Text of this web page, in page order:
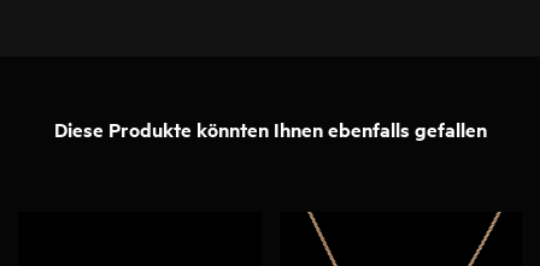
Diese Produkte könnten Ihnen ebenfalls gefallen